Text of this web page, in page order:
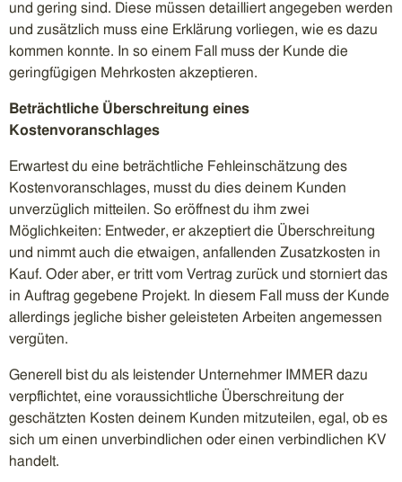
und gering sind. Diese müssen detailliert angegeben werden
und zusätzlich muss eine Erklärung vorliegen, wie es dazu
kommen konnte. In so einem Fall muss der Kunde die
geringfügigen Mehrkosten akzeptieren.
Beträchtliche Überschreitung eines
Kostenvoranschlages
Erwartest du eine beträchtliche Fehleinschätzung des
Kostenvoranschlages, musst du dies deinem Kunden
unverzüglich mitteilen. So eröffnest du ihm zwei
Möglichkeiten: Entweder, er akzeptiert die Überschreitung
und nimmt auch die etwaigen, anfallenden Zusatzkosten in
Kauf. Oder aber, er tritt vom Vertrag zurück und storniert das
in Auftrag gegebene Projekt. In diesem Fall muss der Kunde
allerdings jegliche bisher geleisteten Arbeiten angemessen
vergüten.
Generell bist du als leistender Unternehmer IMMER dazu
verpflichtet, eine voraussichtliche Überschreitung der
geschätzten Kosten deinem Kunden mitzuteilen, egal, ob es
sich um einen unverbindlichen oder einen verbindlichen KV
handelt.